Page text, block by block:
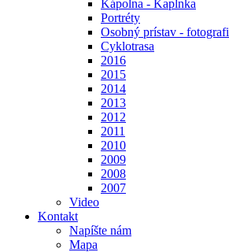
Kápolna - Kaplnka
Portréty
Osobný prístav -
Cyklotrasa
2016
2015
2014
2013
2012
2011
2010
2009
2008
2007
Video
Kontakt
Napíšte nám
Mapa